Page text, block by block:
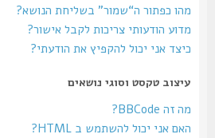
מהו כפתור ה“שמור” בשליחת הנושא?
מדוע הודעותי צריכות לקבל אישור?
כיצד אני יכול להקפיץ את הודעתי?
עיצוב טקסט וסוגי נושאים
מה זה BBCode?
האם אני יכול להשתמש ב HTML?